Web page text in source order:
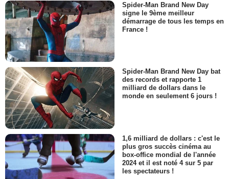
Spider-Man Brand New Day
signe le 9ème meilleur
démarrage de tous les temps en
France !
Spider-Man Brand New Day bat
des records et rapporte 1
milliard de dollars dans le
monde en seulement 6 jours !
1,6 milliard de dollars : c'est le
plus gros succès cinéma au
box-office mondial de l'année
2024 et il est noté 4 sur 5 par
les spectateurs !